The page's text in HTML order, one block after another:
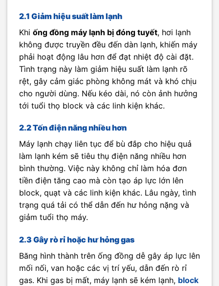
2.1 Giảm hiệu suất làm lạnh
Khi ống đồng máy lạnh bị đóng tuyết, hơi lạnh
không được truyền đều đến dàn lạnh, khiến máy
phải hoạt động lâu hơn để đạt nhiệt độ cài đặt.
Tình trạng này làm giảm hiệu suất làm lạnh rõ
rệt, gây cảm giác phòng không mát và khó chịu
cho người dùng. Nếu kéo dài, nó còn ảnh hưởng
tới tuổi thọ block và các linh kiện khác.
2.2 Tốn điện năng nhiều hơn
Máy lạnh chạy liên tục để bù đắp cho hiệu quả
làm lạnh kém sẽ tiêu thụ điện năng nhiều hơn
bình thường. Việc này không chỉ làm hóa đơn
tiền điện tăng cao mà còn tạo áp lực lớn lên
block, quạt và các linh kiện khác. Lâu ngày, tình
trạng quá tải có thể dẫn đến hư hỏng nặng và
giảm tuổi thọ máy.
2.3 Gây rò rỉ hoặc hư hỏng gas
Băng hình thành trên ống đồng dễ gây áp lực lên
mối nối, van hoặc các vị trí yếu, dẫn đến rò rỉ
gas. Khi gas bị mất, máy lạnh sẽ kém lạnh, block